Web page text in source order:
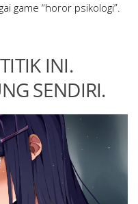
game “horor psikologi”.
INI.
SENDIRI.